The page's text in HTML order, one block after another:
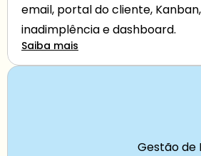
email, portal do cliente,
inadimplência e dashboard.
Saiba mais
Gestão de